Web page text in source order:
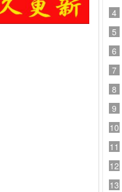
4
5
6
7
8
9
10
11
12
13